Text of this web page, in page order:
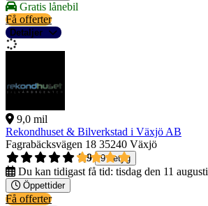
Gratis lånebil
Få offerter
Detaljer
9,0 mil
Rekondhuset & Bilverkstad i Växjö AB
Fagrabäcksvägen 18 35240 Växjö
3,9
9 betyg
Du kan tidigast få tid: tisdag den 11 augusti
Öppettider
Få offerter